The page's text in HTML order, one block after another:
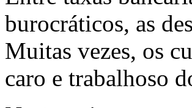
burocráticos, as
Muitas vezes, os
caro e trabalhoso